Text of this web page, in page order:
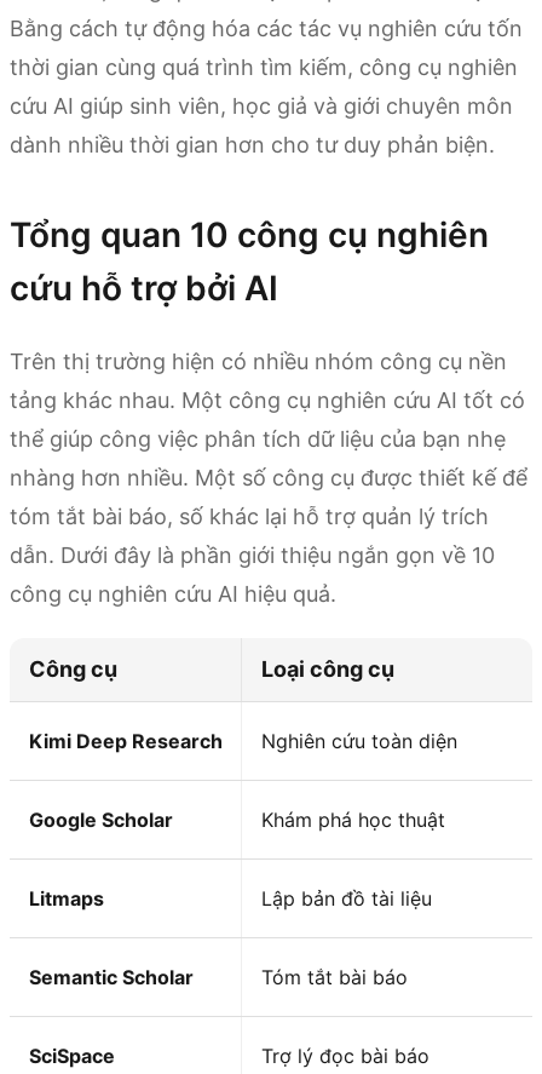
Bằng cách tự động hóa các tác vụ nghiên cứu tốn
thời gian cùng quá trình tìm kiếm, công cụ nghiên
cứu AI giúp sinh viên, học giả và giới chuyên môn
dành nhiều thời gian hơn cho tư duy phản biện.
Tổng quan 10 công cụ nghiên
cứu hỗ trợ bởi AI
Trên thị trường hiện có nhiều nhóm công cụ nền
tảng khác nhau. Một công cụ nghiên cứu AI tốt có
thể giúp công việc phân tích dữ liệu của bạn nhẹ
nhàng hơn nhiều. Một số công cụ được thiết kế để
tóm tắt bài báo, số khác lại hỗ trợ quản lý trích
dẫn. Dưới đây là phần giới thiệu ngắn gọn về 10
công cụ nghiên cứu AI hiệu quả.
Công cụ Loại công cụ
Kimi Deep Research Nghiên cứu toàn diện
Google Scholar Khám phá học thuật
Litmaps Lập bản đồ tài liệu
Semantic Scholar Tóm tắt bài báo
SciSpace Trợ lý đọc bài báo